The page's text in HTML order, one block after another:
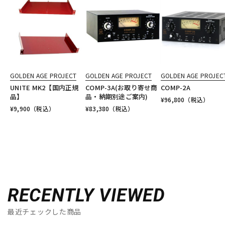
GOLDEN AGE PROJECT
UNITE MK2【国内正規
品】
¥9,900 （税込）
GOLDEN AGE PROJECT
COMP-3A(お取り寄せ商
品・納期別途ご案内)
¥83,380 （税込）
GOLDEN AGE
COMP-2A
¥96,800 （税込）
RECENTLY VIEWED
最近チェックした商品